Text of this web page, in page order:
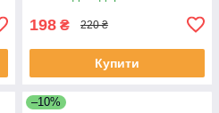
198 ₴ 220 ₴
Купити
–10%